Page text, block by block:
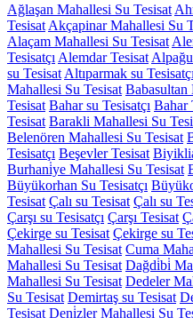
Ağlaşan Mahallesi Su Tesisat
Tesisat Akçapinar Mahallesi Su
Alaçam Mahallesi Su Tesisat
Tesisatçı Alemdar Tesisat
su Tesisat Altıparmak su Tesisatçı
Mahallesi Su Tesisat Babasultan
Tesisat Bahar su Tesisatçı Bahar
Tesisat Barakli Mahallesi Su
Belenören Mahallesi Su Tesisat
Tesisatçı Beşevler Tesisat
Burhani̇ye Mahallesi Su Tesisat
Büyükorhan Su Tesisatçı
Tesisat Çalı su Tesisat Çalı su
Çarşı su Tesisatçı Çarşı Tesisat
Çekirge su Tesisat Çekirge su
Mahallesi Su Tesisat Cuma
Mahallesi Su Tesisat Dağdi̇bi̇
Mahallesi Su Tesisat Dedeler
Su Tesisat Demirtaş su Tesisat
Tesisat Deni̇zler Mahallesi Su